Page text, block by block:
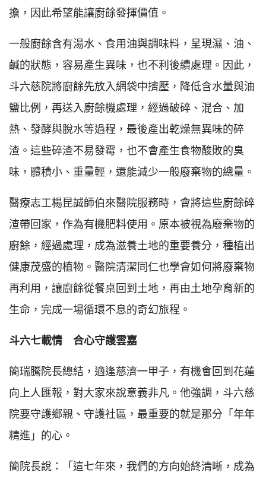
擔，因此希望能讓廚餘發揮價值。
一般廚餘含有湯水、食用油與調味料，呈現濕、油、
鹹的狀態，容易產生異味，也不利後續處理。因此，
斗六慈院將廚餘先放入網袋中擠壓，降低含水量與油
鹽比例，再送入廚餘機處理，經過破碎、混合、加
熱、發酵與脫水等過程，最後產出乾燥無異味的碎
渣。這些碎渣不易發霉，也不會產生食物酸敗的臭
味，體積小、重量輕，還能減少一般廢棄物的總量。
醫療志工楊昆誠師伯來醫院服務時，會將這些廚餘碎
渣帶回家，作為有機肥料使用。原本被視為廢棄物的
廚餘，經過處理，成為滋養土地的重要養分，種植出
健康茂盛的植物。醫院清潔同仁也學會如何將廢棄物
再利用，讓廚餘從餐桌回到土地，再由土地孕育新的
生命，完成一場循環不息的奇幻旅程。
斗六七載情 合心守護雲嘉
簡瑞騰院長總結，適逢慈濟一甲子，有機會回到花蓮
向上人匯報，對大家來說意義非凡。他強調，斗六慈
院要守護鄉親、守護社區，最重要的就是那分「年年
精進」的心。
簡院長說：「這七年來，我們的方向始終清晰，成為